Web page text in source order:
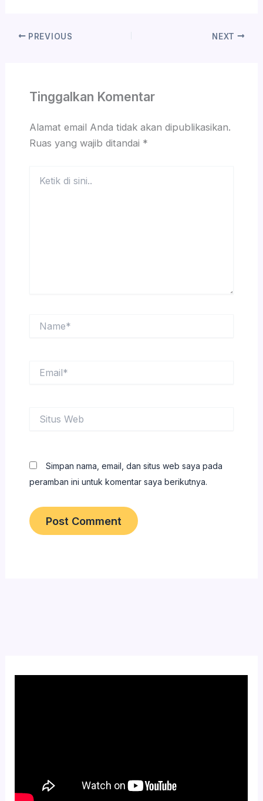
PREVIOUS NEXT
Tinggalkan Komentar
Alamat email Anda tidak akan dipublikasikan.
Ruas yang wajib ditandai *
Web
Simpan nama, email, dan situs web saya pada
peramban ini untuk komentar saya berikutnya.